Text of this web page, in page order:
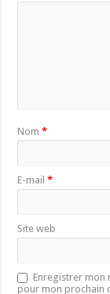
Nom*
E-mail*
Site web
Enregistrer mon
pour mon prochain